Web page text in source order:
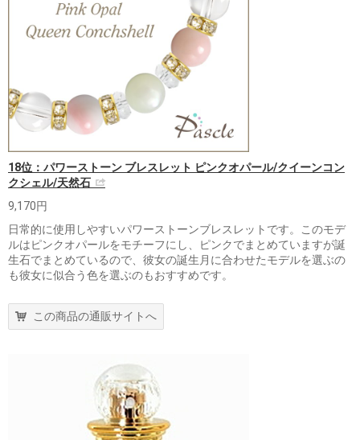
18位：パワーストーン ブレスレット ピンクオパール/クイーンコン
クシェル/天然石
9,170円
日常的に使用しやすいパワーストーンブレスレットです。このモデ
ルはピンクオパールをモチーフにし、ピンクでまとめていますが誕
生石でまとめているので、彼女の誕生月に合わせたモデルを選ぶの
も彼女に似合う色を選ぶのもおすすめです。
この商品の通販サイトへ